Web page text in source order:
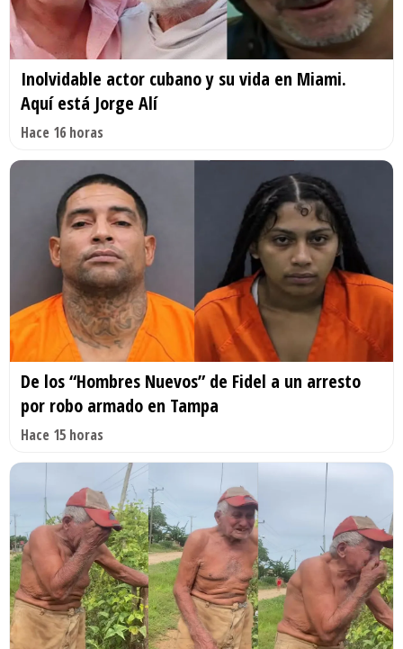
Inolvidable actor cubano y su vida en Miami.
Aquí está Jorge Alí
Hace 16 horas
De los “Hombres Nuevos” de Fidel a un arresto
por robo armado en Tampa
Hace 15 horas